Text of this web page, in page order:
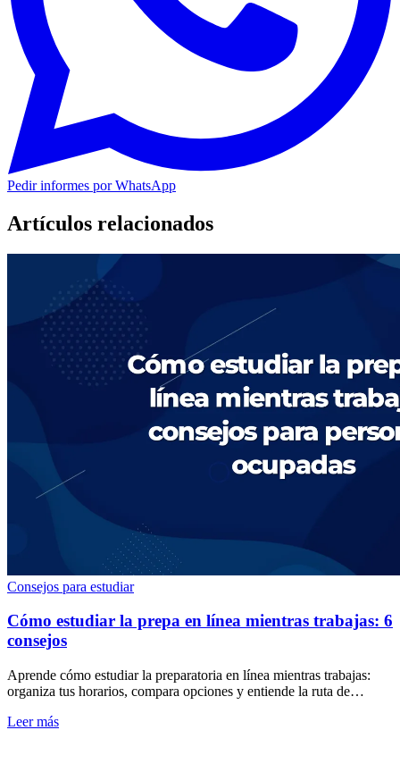
Pedir informes por WhatsApp
Artículos relacionados
Consejos para estudiar
Cómo estudiar la prepa en línea mientras trabajas: 6
consejos
Aprende cómo estudiar la preparatoria en línea mientras trabajas:
organiza tus horarios, compara opciones y entiende la ruta de
Leer más